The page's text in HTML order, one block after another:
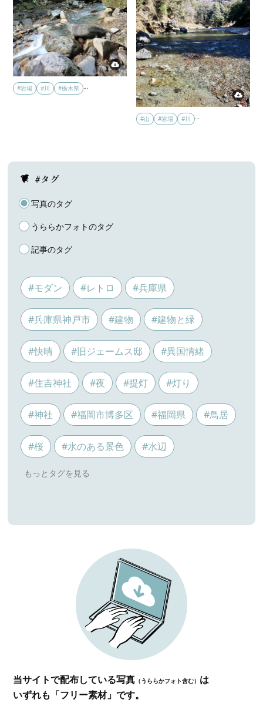
#岩場 #川 #栃木県 …
#山 #岩場 #川
#タグ
写真のタグ
うららかフォトのタグ
記事のタグ
#モダン #レトロ #兵庫県
#兵庫県神戸市 #建物 #建物と緑
#快晴 #旧ジェームス邸 #異国情緒
#住吉神社 #夜 #提灯 #灯り
#神社 #福岡市博多区 #福岡県 #鳥居
#桜 #水のある景色 #水辺
当サイトで配布している写真 （うららかフォト含む） は
いずれも「フリー素材」です。